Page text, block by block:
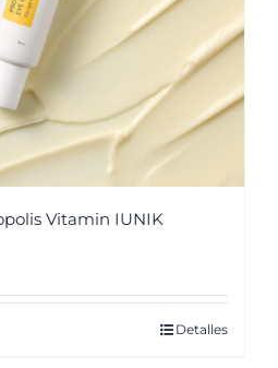
Vitamin IUNIK
Detalles